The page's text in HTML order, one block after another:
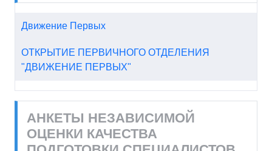
Движение Первых
ОТКРЫТИЕ ПЕРВИЧНОГО ОТДЕЛЕНИЯ
"ДВИЖЕНИЕ ПЕРВЫХ"
АНКЕТЫ НЕЗАВИСИМОЙ
ОЦЕНКИ КАЧЕСТВА